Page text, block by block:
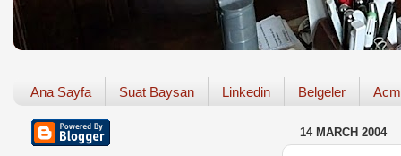
Ana Sayfa Suat Baysan Linkedin Belgeler
14 MARCH 2004